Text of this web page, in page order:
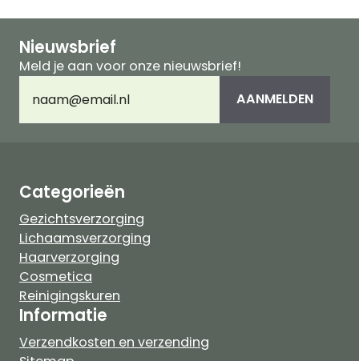
Nieuwsbrief
Meld je aan voor onze nieuwsbrief!
mailadres(Vereist) AANMELDEN
Categorieën
Gezichtsverzorging
Lichaamsverzorging
Haarverzorging
Cosmetica
Reinigingskuren
Informatie
Verzendkosten en verzending